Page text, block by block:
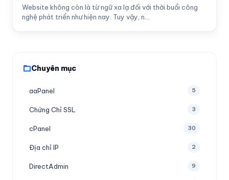
Website không còn là từ ngữ xa lạ đối với thời buổi công
nghệ phát triển như hiện nay. Tuy vậy, n...
Chuyên mục
aaPanel 5
Chứng Chỉ SSL 3
cPanel 30
Địa chỉ IP 2
DirectAdmin 9